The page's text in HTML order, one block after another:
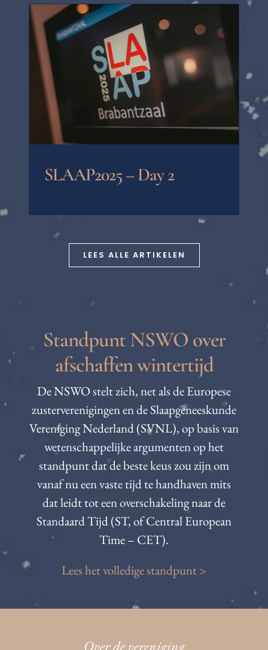
SLAAP2025 – Day 2
LEES ALLE ARTIKELEN
Standpunt NSWO over
afschaffen wintertijd
De NSWO stelt zich, net als de Europese
zusterverenigingen en de Slaapgeneeskunde
Vereniging Nederland (SVNL), op basis van
wetenschappelijke argumenten op het
standpunt dat de beste keus zou zijn om
vanaf nu een vaste tijd te handhaven mits
dat leidt tot een overschakeling naar de
Standaard Tijd (ST, of Central European
Time – CET).
Lees het volledige standpunt >
Over de vereniging